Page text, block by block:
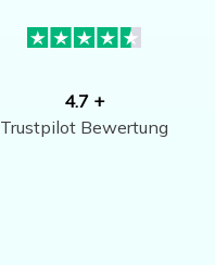
4.7 +
Trustpilot Bewertung